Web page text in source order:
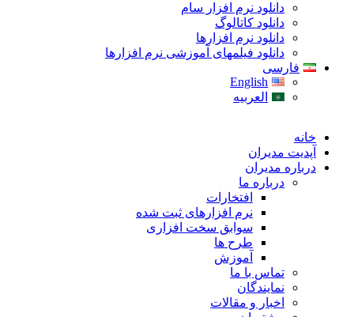
دانلود نرم افزار سام
دانلود کاتالوگ
دانلود نرم افزارها
دانلود فیلمهای آموزشی نرم افزارها
فارسی
English
العربیه
خانه
آپدیت مدیران
درباره مدیران
درباره ما
افتخارات
نرم افزارهای ثبت شده
سوابق سخت افزاری
طرح ها
آموزش
تماس با ما
نمایندگان
اخبار و مقالات